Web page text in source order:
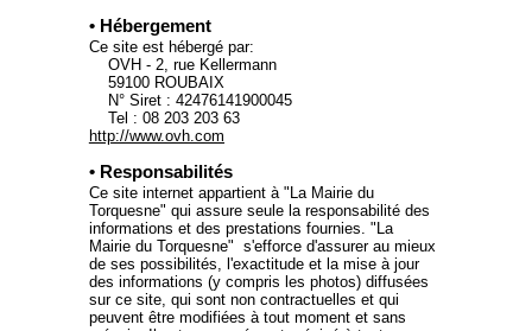
• Hébergement
Ce site est hébergé par:
OVH - 2, rue Kellermann
59100 ROUBAIX
N° Siret : 42476141900045
Tel : 08 203 203 63
http://www.ovh.com
• Responsabilités
Ce site internet appartient à "La Mairie du
Torquesne" qui assure seule la responsabilité des
informations et des prestations fournies. "La
Mairie du Torquesne" s'efforce d'assurer au mieux
de ses possibilités, l'exactitude et la mise à jour
des informations (y compris les photos) diffusées
sur ce site, qui sont non contractuelles et qui
peuvent être modifiées à tout moment et sans